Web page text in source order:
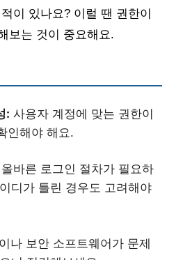
이 있나요? 이럴 땐 권한이
보는 것이 중요해요.
: 사용자 계정에 맞는 권한이
인해야 해요.
올바른 로그인 절차가 필요하
디가 틀린 경우도 고려해야
나 보안 소프트웨어가 문제